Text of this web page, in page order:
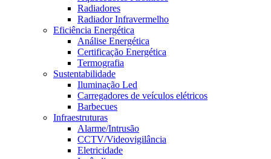
Radiadores
Radiador Infravermelho
Eficiência Energética
Análise Energética
Certificação Energética
Termografia
Sustentabilidade
Iluminação Led
Carregadores de veículos elétricos
Barbecues
Infraestruturas
Alarme/Intrusão
CCTV/Videovigilância
Eletricidade